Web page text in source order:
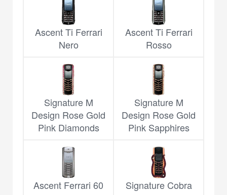
Ascent Ti Ferrari
Nero
Ascent Ti Ferrari
Rosso
Signature M
Design Rose Gold
Pink Diamonds
Signature M
Design Rose Gold
Pink Sapphires
Ascent Ferrari 60 Signature Cobra